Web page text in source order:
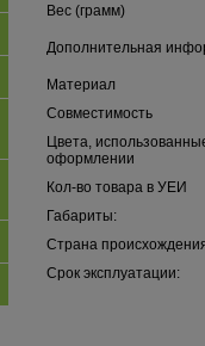
Вес (грамм)
Дополнительная
Материал
Совместимость
Цвета,
оформлении
Кол-во товара в УЕИ
Габариты:
Страна
Срок эксплуатации: